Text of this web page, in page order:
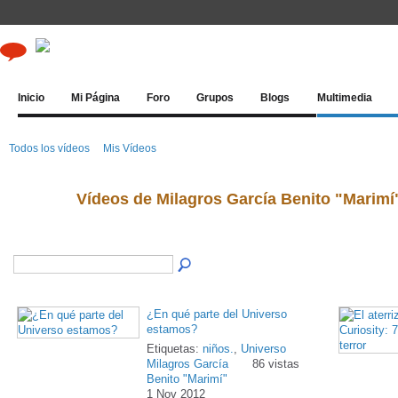
Inicio Mi Página Foro Grupos Blogs Multimedia
Todos los vídeos Mis Vídeos
Vídeos de Milagros García Benito
¿En qué parte del Universo
estamos?
Etiquetas: niños., Universo
Milagros García
Benito "Marimí"
1 Nov 2012
86 vistas